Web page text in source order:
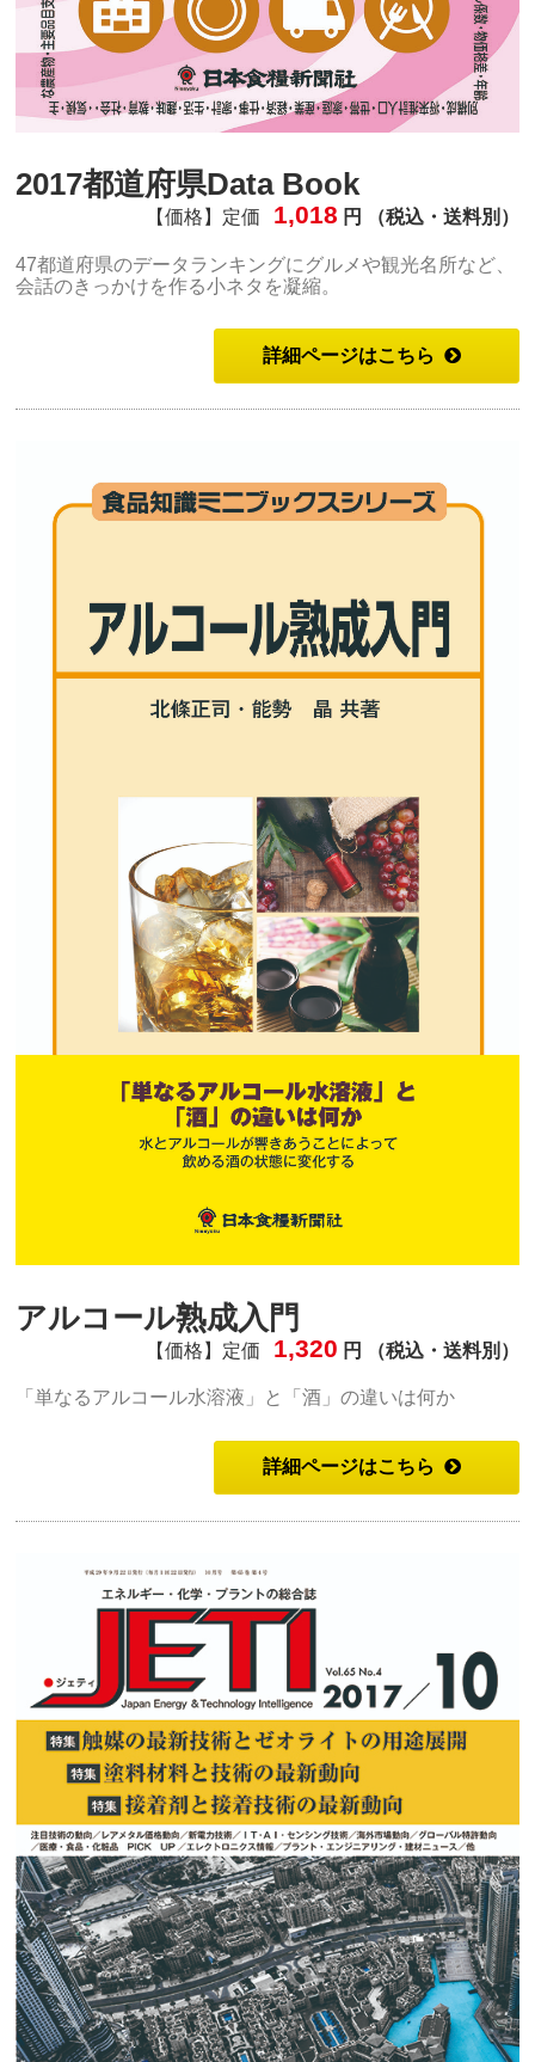
2017都道府県Data Book
【価格】定価 1,018 円 （税込・送料別）
47都道府県のデータランキングにグルメや観光名所など、
会話のきっかけを作る小ネタを凝縮。
詳細ページはこちら
アルコール熟成入門
【価格】定価 1,320 円 （税込・送料別）
「単なるアルコール水溶液」と「酒」の違いは何か
詳細ページはこちら